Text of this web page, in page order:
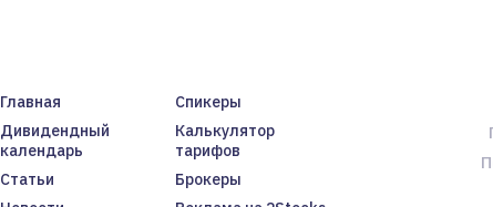
Главная
Спикеры
Дивидендный
календарь
Калькулятор
тарифов
Статьи
Брокеры